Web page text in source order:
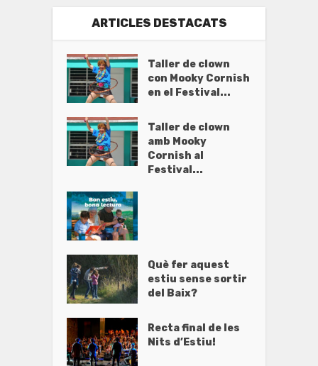
ARTICLES DESTACATS
Taller de clown
con Mooky Cornish
en el Festival...
Taller de clown
amb Mooky
Cornish al
Festival...
Què fer aquest
estiu sense sortir
del Baix?
Recta final de les
Nits d’Estiu!